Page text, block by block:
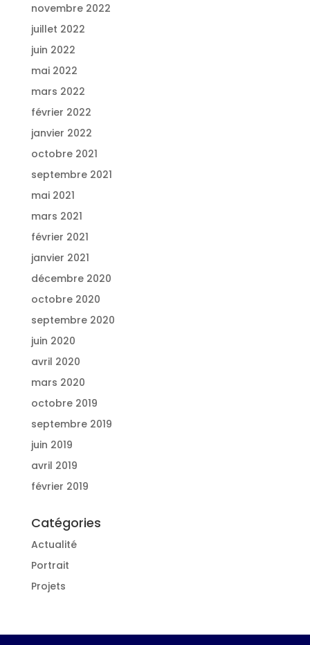
novembre 2022
juillet 2022
juin 2022
mai 2022
mars 2022
février 2022
janvier 2022
octobre 2021
septembre 2021
mai 2021
mars 2021
février 2021
janvier 2021
décembre 2020
octobre 2020
septembre 2020
juin 2020
avril 2020
mars 2020
octobre 2019
septembre 2019
juin 2019
avril 2019
février 2019
Catégories
Actualité
Portrait
Projets